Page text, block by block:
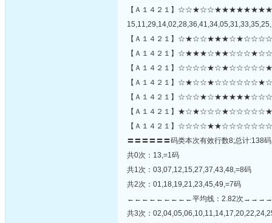
【Ａ１４２１】
【Ａ１４２１】
【Ａ１４２１】
【Ａ１４２１】
【Ａ１４２１】
【Ａ１４２１】
【Ａ１４２１】
【Ａ１４２１】
〓〓〓〓〓〓码类本次有效行数8;总计:138
共0次：13,=1码
共1次：03,07,12,15,27,37,43,48,=8码
共2次：01,18,19,21,23,45,49,=7码
←←←←←←←←←平均线：2.82次
共3次：